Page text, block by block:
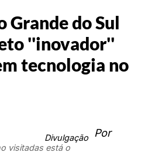
do Sul
''inovador''
tecnologia no
Divulgação
visitadas está o
Por